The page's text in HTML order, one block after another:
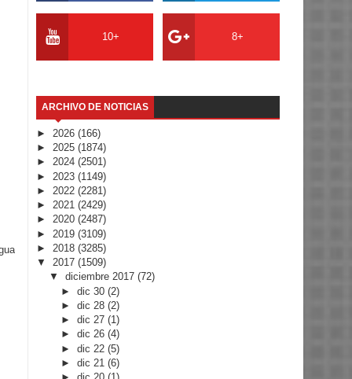
10+ 8+
ARCHIVO DE NOTICIAS
► 2026 (166)
► 2025 (1874)
► 2024 (2501)
► 2023 (1149)
► 2022 (2281)
► 2021 (2429)
► 2020 (2487)
► 2019 (3109)
► 2018 (3285)
▼ 2017 (1509)
▼ diciembre 2017 (72)
►dic 30(2)
►dic 28(2)
►dic 27(1)
►dic 26(4)
►dic 22(5)
►dic 21(6)